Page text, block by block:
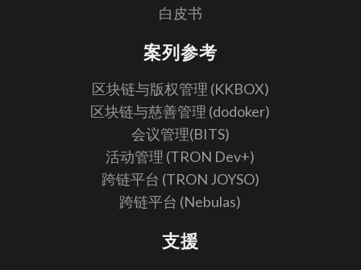
白皮书
案列参考
区块链与版权管理 (KKBOX)
区块链与慈善管理 (dodoker)
会议管理(BITS)
活动管理 (TRON Dev+)
跨链平台 (TRON JOYSO)
跨链平台 (Nebulas)
支援